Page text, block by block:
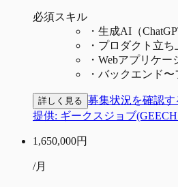
必須スキル
・ 生成AI（
・ プロダクト立ち
・ Webアプリケー
・ バックエンド
詳しく見る 募集状況を確認す
提供: ギークスジョブ
1,650,000円
/月